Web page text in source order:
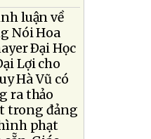
luận về
Nói Hoa
Ðại Học
Lợi cho
Hà Vũ có
ra thảo
trong đảng
phạt